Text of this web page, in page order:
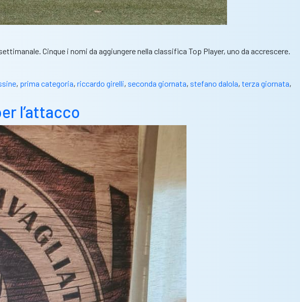
Cinque i nomi da aggiungere nella classifica Top Player, uno da accrescere.
, prima categoria, riccardo girelli, seconda giornata, stefano dalola, terza giornata,
l’attacco